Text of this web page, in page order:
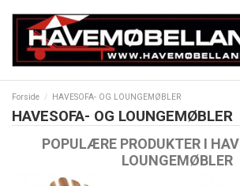
Forside HAVESOFA- OG LOUNGEMØBLER
HAVESOFA- OG LOUNGEMØBLER
POPULÆRE PRODUKTER I
LOUNGEMØBLER